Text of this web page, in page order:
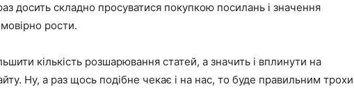
досить складно просуватися покупкою посилань і значення
рости.
кількість розшарювання статей, а значить і вплинути на
Ну, а раз щось подібне чекає і на нас, то буде правильним трохи